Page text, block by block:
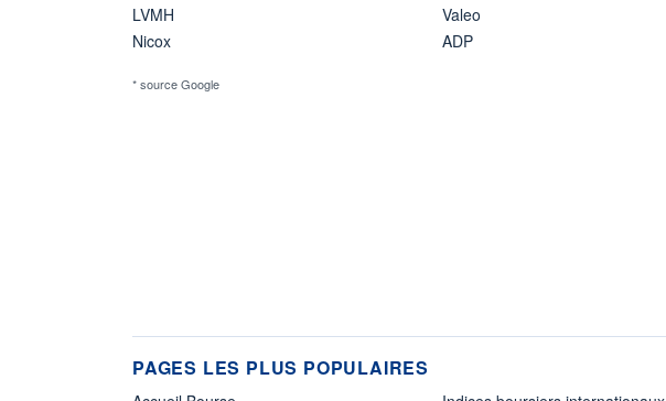
LVMH
Nicox
Valeo
ADP
* source Google
PAGES LES PLUS POPULAIRES